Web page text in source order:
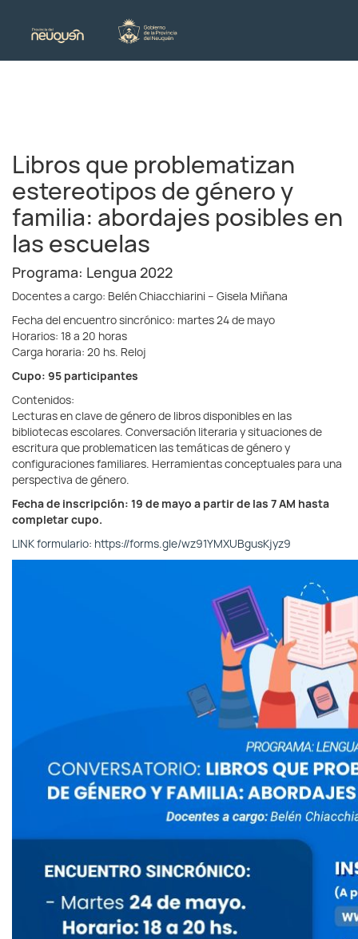
Libros que problematizan
estereotipos de género y
familia: abordajes posibles en
las escuelas
Programa: Lengua 2022
Docentes a cargo: Belén Chiacchiarini – Gisela Miñana
Fecha del encuentro sincrónico: martes 24 de mayo
Horarios: 18 a 20 horas
Carga horaria: 20 hs. Reloj
Cupo: 95 participantes
Contenidos:
Lecturas en clave de género de libros disponibles en las
bibliotecas escolares. Conversación literaria y situaciones de
escritura que problematicen las temáticas de género y
configuraciones familiares. Herramientas conceptuales para una
perspectiva de género.
Fecha de inscripción: 19 de mayo a partir de las 7 AM hasta
completar cupo.
LINK formulario: https://forms.gle/wz91YMXUBgusKjyz9